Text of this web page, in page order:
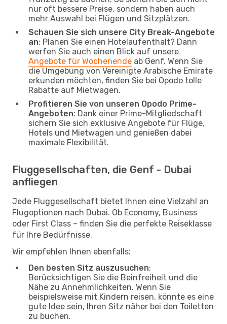
nur oft bessere Preise, sondern haben auch
mehr Auswahl bei Flügen und Sitzplätzen.
Schauen Sie sich unsere City Break-Angebote
an: Planen Sie einen Hotelaufenthalt? Dann
werfen Sie auch einen Blick auf unsere
Angebote für Wochenende ab Genf. Wenn Sie
die Umgebung von Vereinigte Arabische Emirate
erkunden möchten, finden Sie bei Opodo tolle
Rabatte auf Mietwagen.
Profitieren Sie von unseren Opodo Prime-
Angeboten: Dank einer Prime-Mitgliedschaft
sichern Sie sich exklusive Angebote für Flüge,
Hotels und Mietwagen und genießen dabei
maximale Flexibilität.
Fluggesellschaften, die Genf - Dubai
anfliegen
Jede Fluggesellschaft bietet Ihnen eine Vielzahl an
Flugoptionen nach Dubai. Ob Economy, Business
oder First Class – finden Sie die perfekte Reiseklasse
für Ihre Bedürfnisse.
Wir empfehlen Ihnen ebenfalls:
Den besten Sitz auszusuchen:
Berücksichtigen Sie die Beinfreiheit und die
Nähe zu Annehmlichkeiten. Wenn Sie
beispielsweise mit Kindern reisen, könnte es eine
gute Idee sein, Ihren Sitz näher bei den Toiletten
zu buchen.